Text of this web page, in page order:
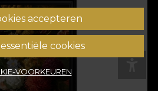
accepteren
cookies
VOORKEUREN